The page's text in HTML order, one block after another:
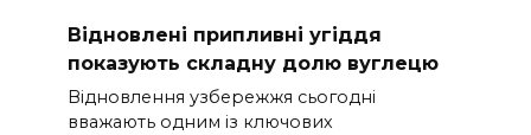
Відновлені припливні угіддя
показують складну долю вуглецю
Відновлення узбережжя сьогодні
вважають одним із ключових